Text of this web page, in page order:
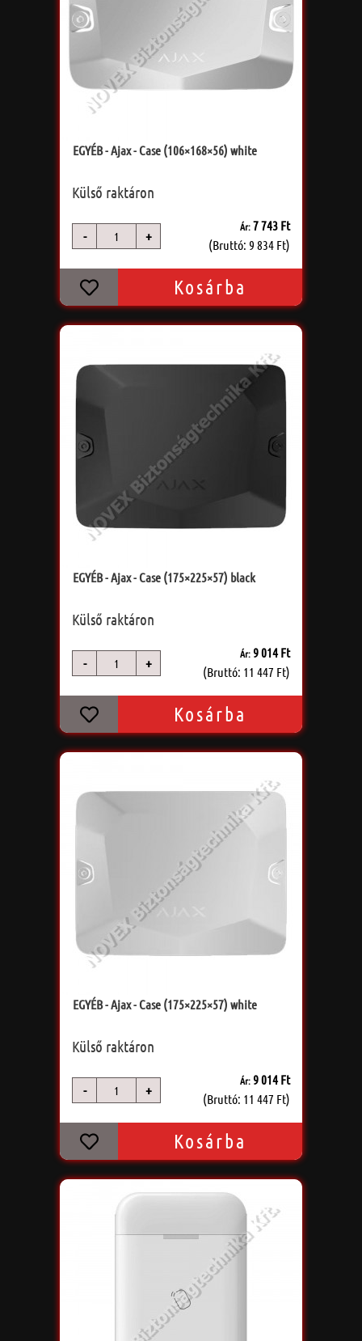
EGYÉB - Ajax - Case (106×168×56) white
Külső raktáron
- +
Ár:7 743 Ft
(Bruttó: 9 834 Ft)
Kosárba
EGYÉB - Ajax - Case (175×225×57) black
Külső raktáron
- +
Ár: 9 014 Ft
(Bruttó: 11 447 Ft)
Kosárba
EGYÉB - Ajax - Case (175×225×57) white
Külső raktáron
- +
Ár: 9 014 Ft
(Bruttó: 11 447 Ft)
Kosárba